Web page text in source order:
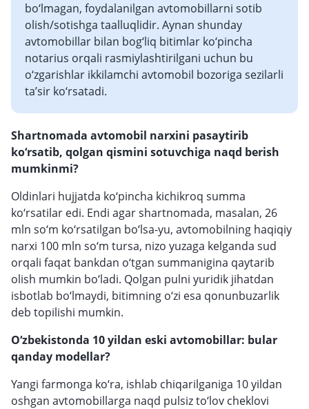
bo‘lmagan, foydalanilgan avtomobillarni sotib
olish/sotishga taalluqlidir. Aynan shunday
avtomobillar bilan bog‘liq bitimlar ko‘pincha
notarius orqali rasmiylashtirilgani uchun bu
o‘zgarishlar ikkilamchi avtomobil bozoriga sezilarli
ta’sir ko‘rsatadi.
Shartnomada avtomobil narxini pasaytirib
ko‘rsatib, qolgan qismini sotuvchiga naqd berish
mumkinmi?
Oldinlari hujjatda ko‘pincha kichikroq summa
ko‘rsatilar edi. Endi agar shartnomada, masalan, 26
mln so‘m ko‘rsatilgan bo‘lsa-yu, avtomobilning haqiqiy
narxi 100 mln so‘m tursa, nizo yuzaga kelganda sud
orqali faqat bankdan o‘tgan summanigina qaytarib
olish mumkin bo‘ladi. Qolgan pulni yuridik jihatdan
isbotlab bo‘lmaydi, bitimning o‘zi esa qonunbuzarlik
deb topilishi mumkin.
O‘zbekistonda 10 yildan eski avtomobillar: bular
qanday modellar?
Yangi farmonga ko‘ra, ishlab chiqarilganiga 10 yildan
oshgan avtomobillarga naqd pulsiz to‘lov cheklovi